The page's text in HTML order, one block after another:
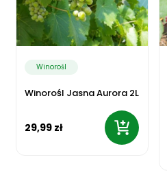
Winorośl
Winorośl Jasna Aurora 2L
29,99 zł